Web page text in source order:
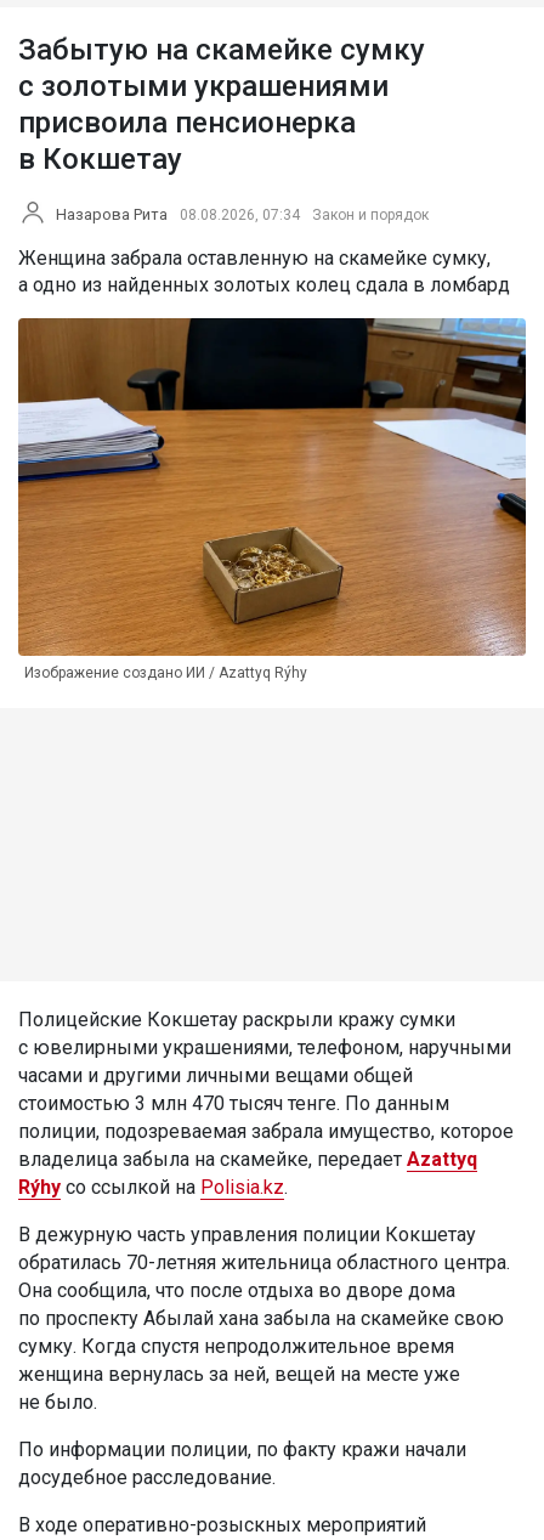
Забытую на скамейке сумку
с золотыми украшениями
присвоила пенсионерка
в Кокшетау
Назарова Рита 08.08.2026, 07:34 Закон и порядок
Женщина забрала оставленную на скамейке сумку,
а одно из найденных золотых колец сдала в ломбард
Изображение создано ИИ / Azattyq Rýhy
Полицейские Кокшетау раскрыли кражу сумки
с ювелирными украшениями, телефоном, наручными
часами и другими личными вещами общей
стоимостью 3 млн 470 тысяч тенге. По данным
полиции, подозреваемая забрала имущество, которое
владелица забыла на скамейке, передает Azattyq
Rýhy со ссылкой на Polisia.kz.
В дежурную часть управления полиции Кокшетау
обратилась 70-летняя жительница областного центра.
Она сообщила, что после отдыха во дворе дома
по проспекту Абылай хана забыла на скамейке свою
сумку. Когда спустя непродолжительное время
женщина вернулась за ней, вещей на месте уже
не было.
По информации полиции, по факту кражи начали
досудебное расследование.
В ходе оперативно-розыскных мероприятий